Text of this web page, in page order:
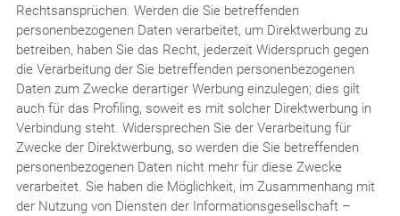
Rechtsansprüchen. Werden die Sie betreffenden
personenbezogenen Daten verarbeitet, um Direktwerbung zu
betreiben, haben Sie das Recht, jederzeit Widerspruch gegen
die Verarbeitung der Sie betreffenden personenbezogenen
Daten zum Zwecke derartiger Werbung einzulegen; dies gilt
auch für das Profiling, soweit es mit solcher Direktwerbung in
Verbindung steht. Widersprechen Sie der Verarbeitung für
Zwecke der Direktwerbung, so werden die Sie betreffenden
personenbezogenen Daten nicht mehr für diese Zwecke
verarbeitet. Sie haben die Möglichkeit, im Zusammenhang mit
der Nutzung von Diensten der Informationsgesellschaft –